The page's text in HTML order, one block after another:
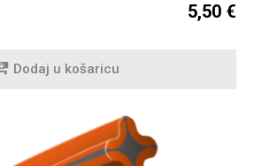
5,50 €
Dodaj u košaricu